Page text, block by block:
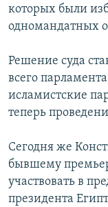
которых были
одномандатных
Решение суда
всего
исламистские
теперь
Сегодня же
бывшему
участвовать в
президента